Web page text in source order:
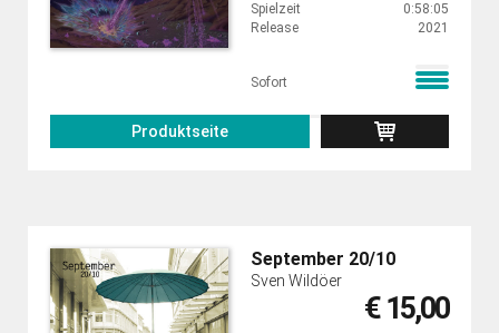
Spielzeit
0:58:05
Release
2021
Sofort
Produktseite
September 20/10
Sven Wildöer
€ 15,00